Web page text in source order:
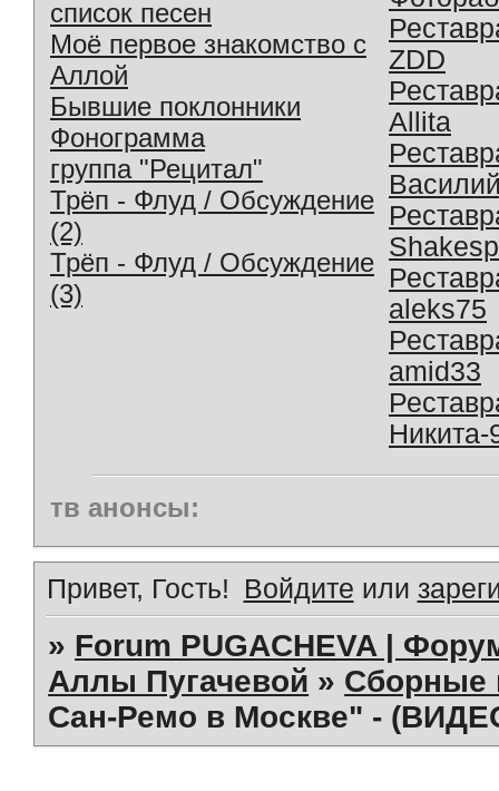
список песен
Моё первое знакомство с
Аллой
Бывшие поклонники
Фонограмма
группа "Рецитал"
Трёп - Флуд / Обсуждение
(2)
Трёп - Флуд / Обсуждение
(3)
ZDD
Allita
aleks75
amid33
Никита-
тв анонсы:
Привет, Гость! Войдите или
» Forum PUGACHEVA |
Аллы Пугачевой » Сборные
Сан-Ремо в Москве" -